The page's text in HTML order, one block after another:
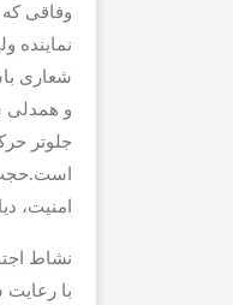
وفاقی
نماینده
شعاری
و همدلی
جلوتر
امنیت،
نشاط
با